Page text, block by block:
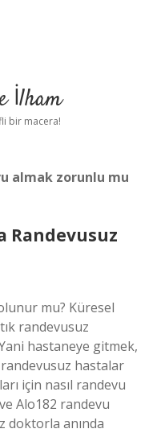
İlham
bir macera!
almak zorunlu mu
Randevusuz
mu? Küresel
randevusuz
hastaneye gitmek,
hastalar
için nasıl randevu
Alo182 randevu
doktorla anında